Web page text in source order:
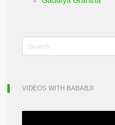
VIDEOS WITH BABABJI